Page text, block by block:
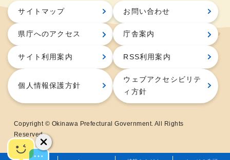
サイトマップ お問い合わせ
県庁へのアクセス 庁舎案内
サイト利用案内 RSS利用案内
個人情報保護方針
ウェブアクセシビリテ
ィ方針
Copyright © Okinawa Prefectural Government. All Rights
Reserved.